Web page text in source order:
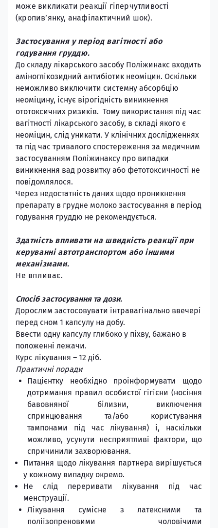
може викликати реакції гіперчутливості
(кропив’янку, анафілактичний шок).
Застосування у період вагітності або
годування груддю.
До складу лікарського засобу Поліжинакс входить
аміноглікозидний антибіотик неоміцин. Оскільки
неможливо виключити системну абсорбцію
неоміцину, існує вірогідність виникнення
ототоксичних ризиків. Тому використання під час
вагітності лікарського засобу, в складі якого є
неоміцин, слід уникати. У клінічних дослідженнях
та під час тривалого спостереження за медичним
застосуванням Поліжинаксу про випадки
виникнення вад розвитку або фетотоксичності не
повідомлялося.
Через недостатність даних щодо проникнення
препарату в грудне молоко застосування в період
годування груддю не рекомендується.
Здатність впливати на швидкість реакції при
керуванні автотранспортом або іншими
механізмами.
Не впливає.
Спосіб застосування та дози.
Дорослим застосовувати інтравагінально ввечері
перед сном 1 капсулу на добу.
Ввести одну капсулу глибоко у піхву, бажано в
положенні лежачи.
Курс лікування – 12 діб.
Практичні поради
Пацієнтку необхідно проінформувати щодо
дотримання правил особистої гігієни (носіння
бавовняної білизни, виключення
спринцювання та/або користування
тампонами під час лікування) і, наскільки
можливо, усунути несприятливі фактори, що
спричинили захворювання.
Питання щодо лікування партнера вирішується
у кожному випадку окремо.
Не слід переривати лікування під час
менструації.
Лікування сумісне з латексними та
поліізопреновими чоловічими